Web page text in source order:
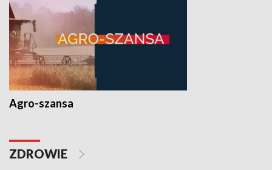
Agro-szansa
ZDROWIE